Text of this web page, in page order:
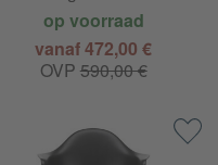
op voorraad
vanaf 472,00 €
OVP 590,00 €